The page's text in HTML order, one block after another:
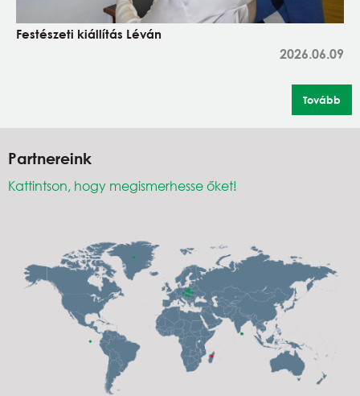
Festészeti kiállítás Léván
2026.06.09
Tovább
Partnereink
Kattintson, hogy megismerhesse őket!